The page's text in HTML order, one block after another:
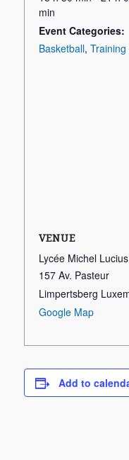
min
Event Categories:
Basketball, Training
VENUE
Lycée Michel Lucius
157 Av. Pasteur
Limpertsberg
Google Map
Add to